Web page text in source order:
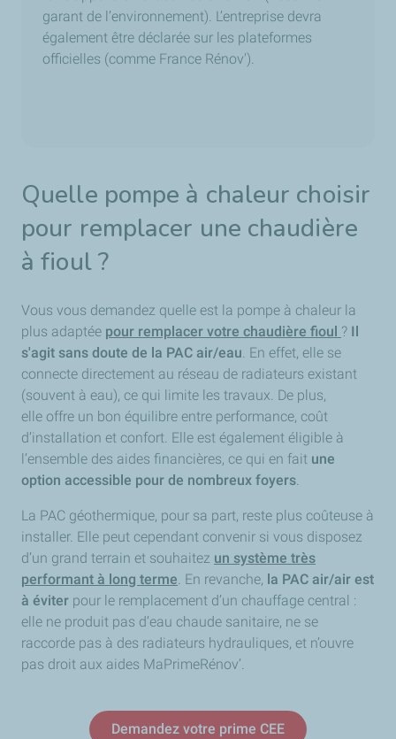
garant de l’environnement). L’entreprise devra
également être déclarée sur les plateformes
officielles (comme France Rénov').
Quelle pompe à chaleur choisir
pour remplacer une chaudière
à fioul ?
Vous vous demandez quelle est la pompe à chaleur la
plus adaptée pour remplacer votre chaudière fioul ? Il
s'agit sans doute de la PAC air/eau. En effet, elle se
connecte directement au réseau de radiateurs existant
(souvent à eau), ce qui limite les travaux. De plus,
elle offre un bon équilibre entre performance, coût
d’installation et confort. Elle est également éligible à
l’ensemble des aides financières, ce qui en fait une
option accessible pour de nombreux foyers.
La PAC géothermique, pour sa part, reste plus coûteuse à
installer. Elle peut cependant convenir si vous disposez
d’un grand terrain et souhaitez un système très
performant à long terme. En revanche, la PAC air/air est
à éviter pour le remplacement d’un chauffage central :
elle ne produit pas d’eau chaude sanitaire, ne se
raccorde pas à des radiateurs hydrauliques, et n’ouvre
pas droit aux aides MaPrimeRénov’.
Demandez votre prime CEE